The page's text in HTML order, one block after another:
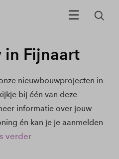
Fijnaart
nieuwbouwprojecten in
bij één van deze
informatie over jouw
én kan je je aanmelden
verder